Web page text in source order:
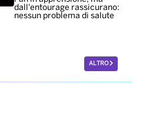
dall'entourage rassicurano:
nessun problema di salute
ALTRO